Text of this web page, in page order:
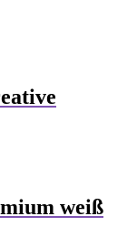
weiß